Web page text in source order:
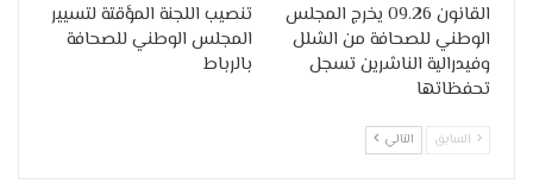
القانون 09.26 يخرج المجلس
الوطني للصحافة من الشلل
وفيدرالية الناشرين تسجل
تحفظاتها
تنصيب اللجنة المؤقتة لتسيير
المجلس الوطني للصحافة
بالرباط
السابق التالي